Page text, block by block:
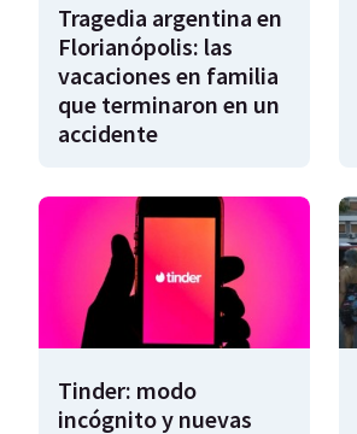
Tragedia argentina en
Florianópolis: las
vacaciones en familia
que terminaron en un
accidente
Tinder: modo
incógnito y nuevas